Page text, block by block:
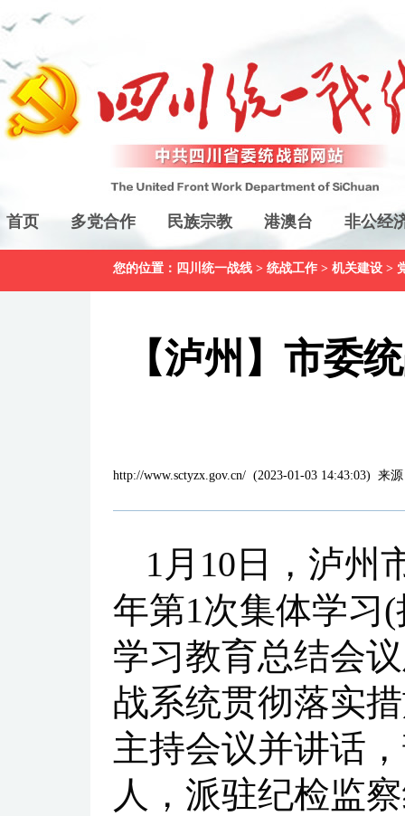
首页 多党合作 民族宗教 港澳台 非公经
您的位置： 四川统一战线 > 统战工作 > 机关建设 >
【泸州】市委
http://www.sctyzx.gov.cn/ (2023-01-03 14:43:03) 来
1月10日，泸州
年第1次集体学习
学习教育总结会
战系统贯彻落实
主持会议并讲话
人，派驻纪检监